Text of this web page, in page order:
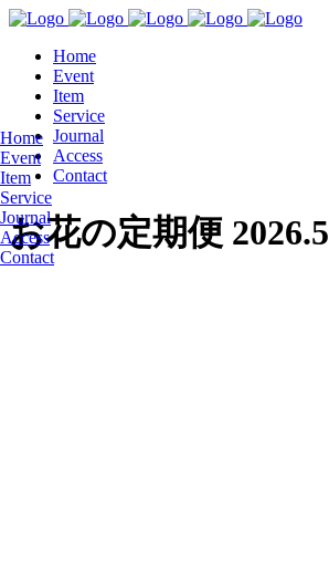
Home
Event
Item
Service
Journal
Access
Contact
Home
Event
Item
Service
Journal
Access
Contact
お花の定期便 2026.5